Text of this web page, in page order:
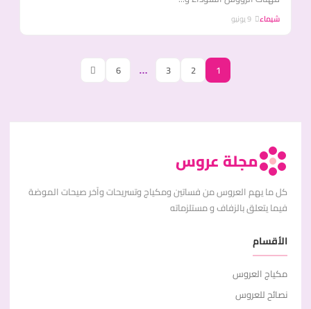
شيماء
1
2
3
…
6
مجلة عروس
كل ما يهم العروس من فساتين ومكياج وتسريحات وآخر صيحات الموضة
فيما يتعلق بالزفاف و مستلزماته
الأقسام
مكياج العروس
نصائح للعروس